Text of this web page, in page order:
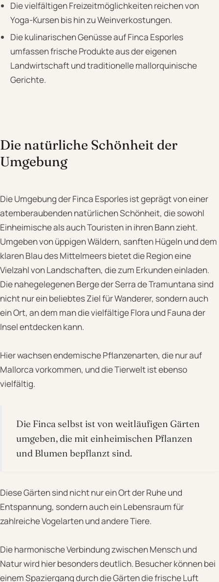
Die vielfältigen Freizeitmöglichkeiten reichen von
Yoga-Kursen bis hin zu Weinverkostungen.
Die kulinarischen Genüsse auf Finca Esporles
umfassen frische Produkte aus der eigenen
Landwirtschaft und traditionelle mallorquinische
Gerichte.
Die natürliche Schönheit der
Umgebung
Die Umgebung der Finca Esporles ist geprägt von einer
atemberaubenden natürlichen Schönheit, die sowohl
Einheimische als auch Touristen in ihren Bann zieht.
Umgeben von üppigen Wäldern, sanften Hügeln und dem
klaren Blau des Mittelmeers bietet die Region eine
Vielzahl von Landschaften, die zum Erkunden einladen.
Die nahegelegenen Berge der Serra de Tramuntana sind
nicht nur ein beliebtes Ziel für Wanderer, sondern auch
ein Ort, an dem man die vielfältige Flora und Fauna der
Insel entdecken kann.
Hier wachsen endemische Pflanzenarten, die nur auf
Mallorca vorkommen, und die Tierwelt ist ebenso
vielfältig.
Die Finca selbst ist von weitläufigen Gärten
umgeben, die mit einheimischen Pflanzen
und Blumen bepflanzt sind.
Diese Gärten sind nicht nur ein Ort der Ruhe und
Entspannung, sondern auch ein Lebensraum für
zahlreiche Vogelarten und andere Tiere.
Die harmonische Verbindung zwischen Mensch und
Natur wird hier besonders deutlich. Besucher können bei
einem Spaziergang durch die Gärten die frische Luft